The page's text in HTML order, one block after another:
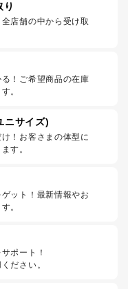
店舗の中から受け取
！ご希望商品の在庫
。
ニサイズ)
！お客さまの体型に
す。
ット！最新情報やお
。
ポート！
ださい。